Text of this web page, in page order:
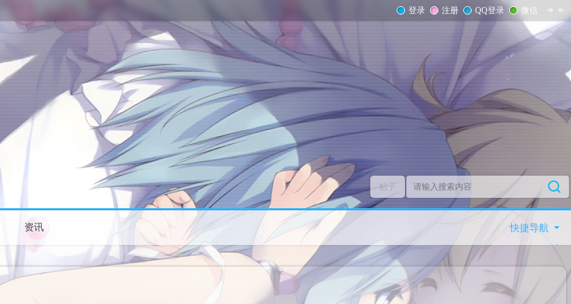
登录 注册 QQ登录 微信
帖子
快捷导航
资讯